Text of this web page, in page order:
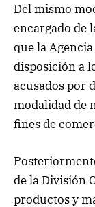
Del mismo
encargado de
que la
disposición a
acusados por
modalidad de
fines de
de la División
productos y